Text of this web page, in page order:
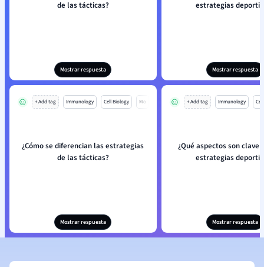
de las tácticas?
Mostrar respuesta
estrategias
Mostrar respuesta
+ Add tag Immunology Cell Biology Mo
¿Cómo se diferencian las estrategias
de las tácticas?
Mostrar respuesta
+ Add tag Immunology
¿Qué aspectos son clave
estrategias
Mostrar respuesta